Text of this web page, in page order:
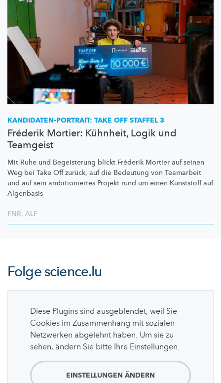
KANDIDATEN-PORTRAIT: TAKE OFF STAFFEL 3
Fréderik Mortier: Kühnheit, Logik und
Teamgeist
Mit Ruhe und Begeisterung blickt Fréderik Mortier auf seinen
Weg bei Take Off zurück, auf die Bedeutung von Teamarbeit
und auf sein ambitioniertes Projekt rund um einen Kunststoff auf
Algenbasis
FNR, ALF
Folgescience.lu
Diese Plugins sind ausgeblendet, weil Sie
Cookies im Zusammenhang mit sozialen
Netzwerken abgelehnt haben. Um sie zu
sehen, ändern Sie bitte Ihre Einstellungen.
EINSTELLUNGEN ÄNDERN